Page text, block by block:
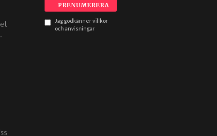
Jag godkänner villkor
och anvisningar